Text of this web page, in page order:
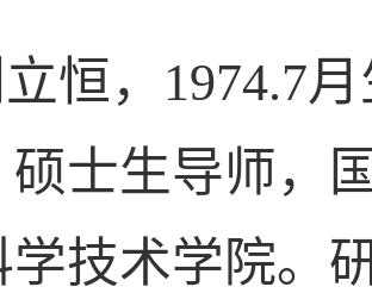
恒， 1974.7
硕士生导师，
学技术学院。